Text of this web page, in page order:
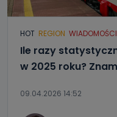
HOT REGION WIADOMOŚCI
Ile razy
w 2025 roku?
09.04.2026 14:52